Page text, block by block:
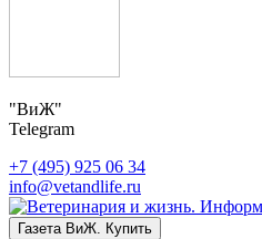
"ВиЖ"
Telegram
+7 (495) 925 06 34
info@vetandlife.ru
Газета ВиЖ. Купить